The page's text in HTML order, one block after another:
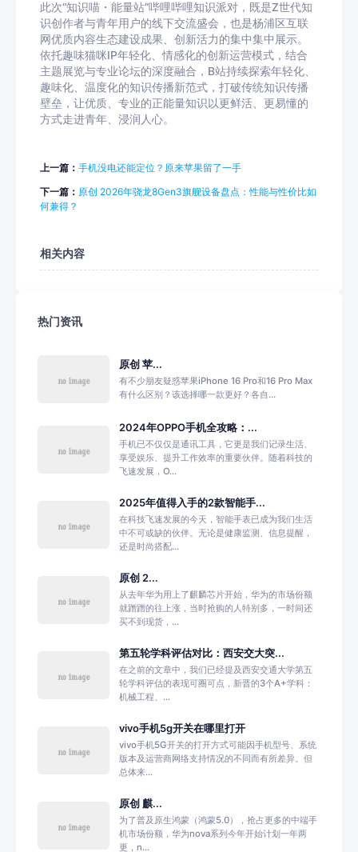
此次“知识喵・能量站”哔哩哔哩知识派对，既是Z世代知
识创作者与青年用户的线下交流盛会，也是杨浦区互联
网优质内容生态建设成果、创新活力的集中集中展示。
依托趣味猫咪IP年轻化、情感化的创新运营模式，结合
主题展览与专业论坛的深度融合，B站持续探索年轻化、
趣味化、温度化的知识传播新范式，打破传统知识传播
壁垒，让优质、专业的正能量知识以更鲜活、更易懂的
方式走进青年、浸润人心。
上一篇： 手机没电还能定位？原来苹果留了一手
下一篇： 原创 2026年骁龙8Gen3旗舰设备盘点：性能与性价比如
何兼得？
相关内容
热门资讯
原创 苹...
有不少朋友疑惑苹果iPhone 16 Pro和16 Pro Max
有什么区别？该选择哪一款更好？各自...
2024年OPPO手机全攻略：...
手机已不仅仅是通讯工具，它更是我们记录生活、
享受娱乐、提升工作效率的重要伙伴。随着科技的
飞速发展，O...
2025年值得入手的2款智能手...
在科技飞速发展的今天，智能手表已成为我们生活
中不可或缺的伙伴。无论是健康监测、信息提醒，
还是时尚搭配...
原创 2...
从去年华为用上了麒麟芯片开始，华为的市场份额
就蹭蹭的往上涨，当时抢购的人特别多，一时间还
买不到现货，...
第五轮学科评估对比：西安交大突...
在之前的文章中，我们已经提及西安交通大学第五
轮学科评估的表现可圈可点，新晋的3个A+学科：
机械工程、...
vivo手机5g开关在哪里打开
vivo手机5G开关的打开方式可能因手机型号、系统
版本及运营商网络支持情况的不同而有所差异。但
总体来...
原创 麒...
为了普及原生鸿蒙（鸿蒙5.0），抢占更多的中端手
机市场份额，华为nova系列今年开始计划一年两
更，n...